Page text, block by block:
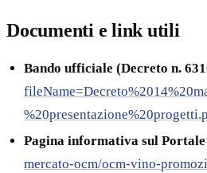
Documenti e link utili
Bando ufficiale (Decreto n.
Pagina informativa sul
mercato-ocm/ocm-vino-